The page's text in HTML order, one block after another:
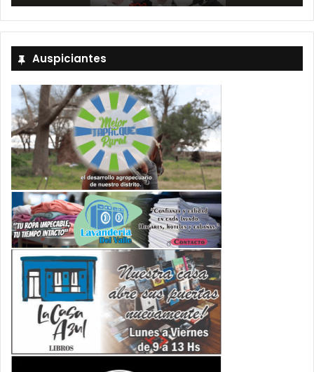
Auspiciantes